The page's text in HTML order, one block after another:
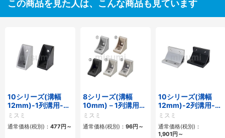
この商品を見た人は、こんな商品も見ています
10シリーズ(溝幅
12mm)-1列溝用-突
起付反転ブラケット
ミスミ
通常価格(税別)： 477円～
8シリーズ(溝幅
10mm)－1列溝用－
突起付反転ブラケッ
ト
ミスミ
通常価格(税別)： 96円～
10シリーズ(溝幅
12mm)-2列溝用-押
出厚型ブラケット
ミスミ
通常価格(税別)：
1,901円～